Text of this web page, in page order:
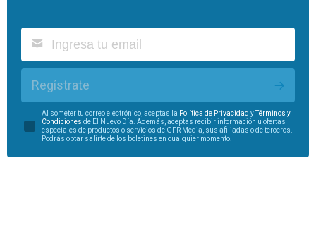
Regístrate
Al someter tu correo electrónico, aceptas la Política de Privacidad yTérminos y
Condiciones de El Nuevo Día. Además, aceptas recibir información u ofertas
especiales de productos o servicios de GFR Media, sus afiliadas o de terceros.
Podrás optar salirte de los boletines en cualquier momento.